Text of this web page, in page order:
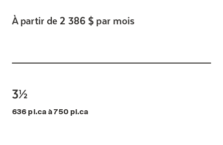
À partir de 2 386 $ par mois
3½
636 pi.ca à 750 pi.ca